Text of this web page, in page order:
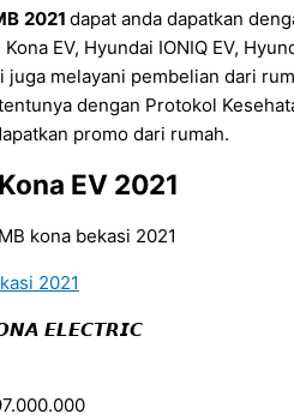
2021 dapat anda dapatkan
EV, Hyundai IONIQ EV,
juga melayani pembelian dari
dengan Protokol
promo dari rumah.
EV 2021
𝙀𝙇𝙀𝘾𝙏𝙍𝙄𝘾